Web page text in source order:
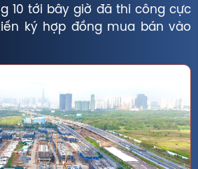
10 tới bây giờ đã thi công cực
ký hợp đồng mua bán vào